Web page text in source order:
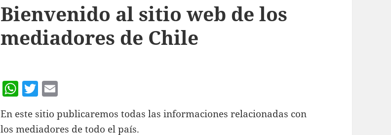
Bienvenido al sitio web de los
mediadores de Chile
W
at
T
w
itt
m
ai
En este sitio publicaremos todas las informaciones relacionadas con
los mediadores de todo el país.